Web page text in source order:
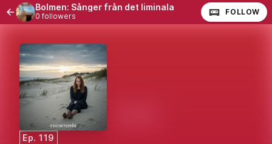
Bolmen: Sånger från det liminala
0 followers FOLLOW
Ep. 119